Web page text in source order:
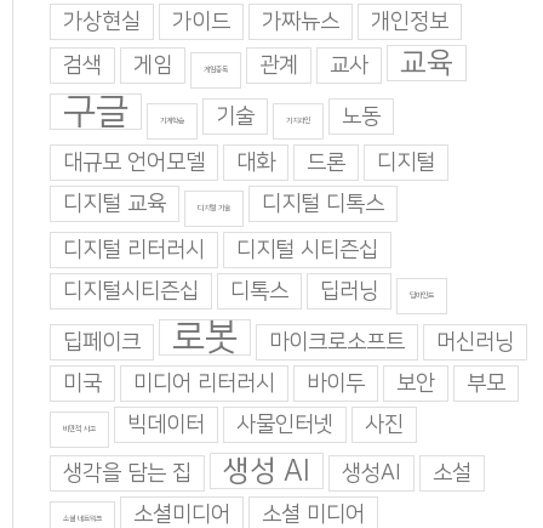
가상현실 가이드 가짜뉴스
개인정보
검색
게임 게임중독 관계 교사 교육
구글 기계학습 기술 기지과인
노동
대규모 언어모델
대화 드론
디지털
디지털 교육
디지털 기술
디지털 디톡스
디지털 리터러시
디지털 시티즌십
디지털시티즌십
디톡스 딥러닝 딥마인드
딥페이크 로봇 마이크로소프트
머신러닝
미국
미디어 리터러시 바이두 보안 부모
비판적 사고 빅데이터 사물인터넷
사진
생각을 담는 집
생성 AI 생성AI 소설
소셜 네트워크 소셜미디어 소셜 미디어